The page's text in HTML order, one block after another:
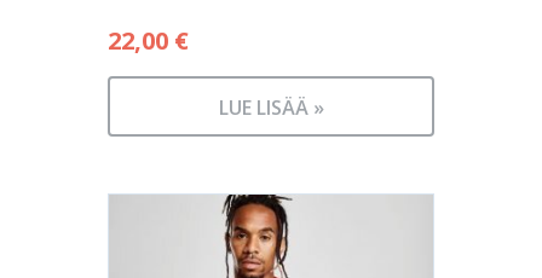
22,00 €
LUE LISÄÄ »